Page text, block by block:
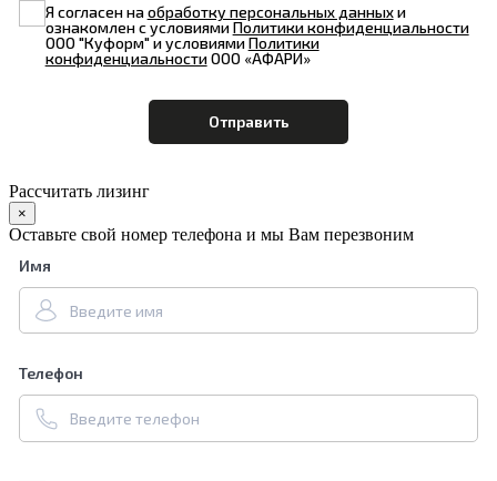
Я согласен наобработку персональных данныхи
ознакомлен с условиямиПолитики конфиденциальности
ООО "Куформ" и условиямиПолитики
конфиденциальностиООО «АФАРИ»
Рассчитать лизинг
×
Оставьте свой номер телефона и мы Вам перезвоним
Имя
Телефон